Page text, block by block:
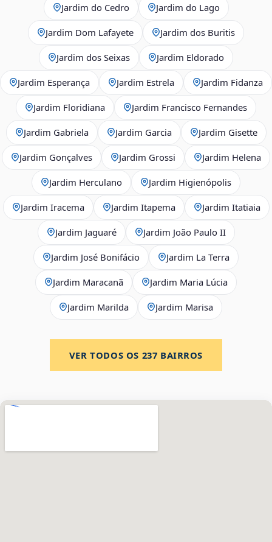
Jardim do Cedro Jardim do Lago
Jardim Dom Lafayete Jardim dos Buritis
Jardim dos Seixas Jardim Eldorado
Jardim Esperança Jardim Estrela Jardim Fidanza
Jardim Floridiana Jardim Francisco Fernandes
Jardim Gabriela Jardim Garcia Jardim Gisette
Jardim Gonçalves Jardim Grossi Jardim Helena
Jardim Herculano Jardim Higienópolis
Jardim Iracema Jardim Itapema Jardim Itatiaia
Jardim Jaguaré Jardim João Paulo II
Jardim José Bonifácio Jardim La Terra
Jardim Maracanã Jardim Maria Lúcia
Jardim Marilda Jardim Marisa
VER TODOS OS 237 BAIRROS